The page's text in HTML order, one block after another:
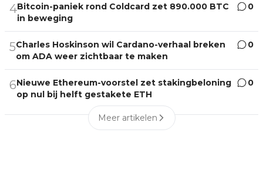
4Bitcoin-paniek rond Coldcard zet 890.000 BTC
in beweging
0
5Charles Hoskinson wil Cardano-verhaal breken
om ADA weer zichtbaar te maken
0
6Nieuwe Ethereum-voorstel zet stakingbeloning
op nul bij helft gestakete ETH
0
Meer artikelen